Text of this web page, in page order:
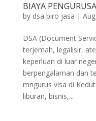
BIAYA
by dsa biro jasa |
DSA (Document
terjemah, legalisir,
keperluan di luar
berpengalaman dan
mngurus visa di
liburan, bisnis,...